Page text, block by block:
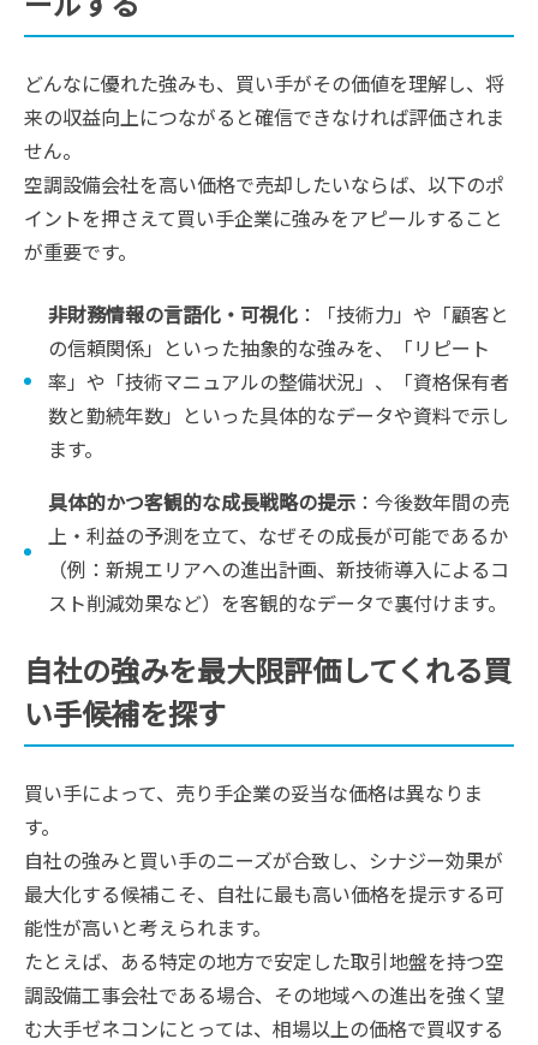
どんなに優れた強みも、買い手がその価値を理解し、将
来の収益向上につながると確信できなければ評価されま
せん。
空調設備会社を高い価格で売却したいならば、以下のポ
イントを押さえて買い手企業に強みをアピールすること
が重要です。
非財務情報の言語化・可視化 ：「技術力」や「顧客と
の信頼関係」といった抽象的な強みを、「リピート
率」や「技術マニュアルの整備状況」、「資格保有者
数と勤続年数」といった具体的なデータや資料で示し
ます。
具体的かつ客観的な成長戦略の提示 ：今後数年間の売
上・利益の予測を立て、なぜその成長が可能であるか
（例：新規エリアへの進出計画、新技術導入によるコ
スト削減効果など）を客観的なデータで裏付けます。
自社の強みを最大限評価してくれる買
い手候補を探す
買い手によって、売り手企業の妥当な価格は異なりま
す。
自社の強みと買い手のニーズが合致し、シナジー効果が
最大化する候補こそ、自社に最も高い価格を提示する可
能性が高いと考えられます。
たとえば、ある特定の地方で安定した取引地盤を持つ空
調設備工事会社である場合、その地域への進出を強く望
む大手ゼネコンにとっては、相場以上の価格で買収する